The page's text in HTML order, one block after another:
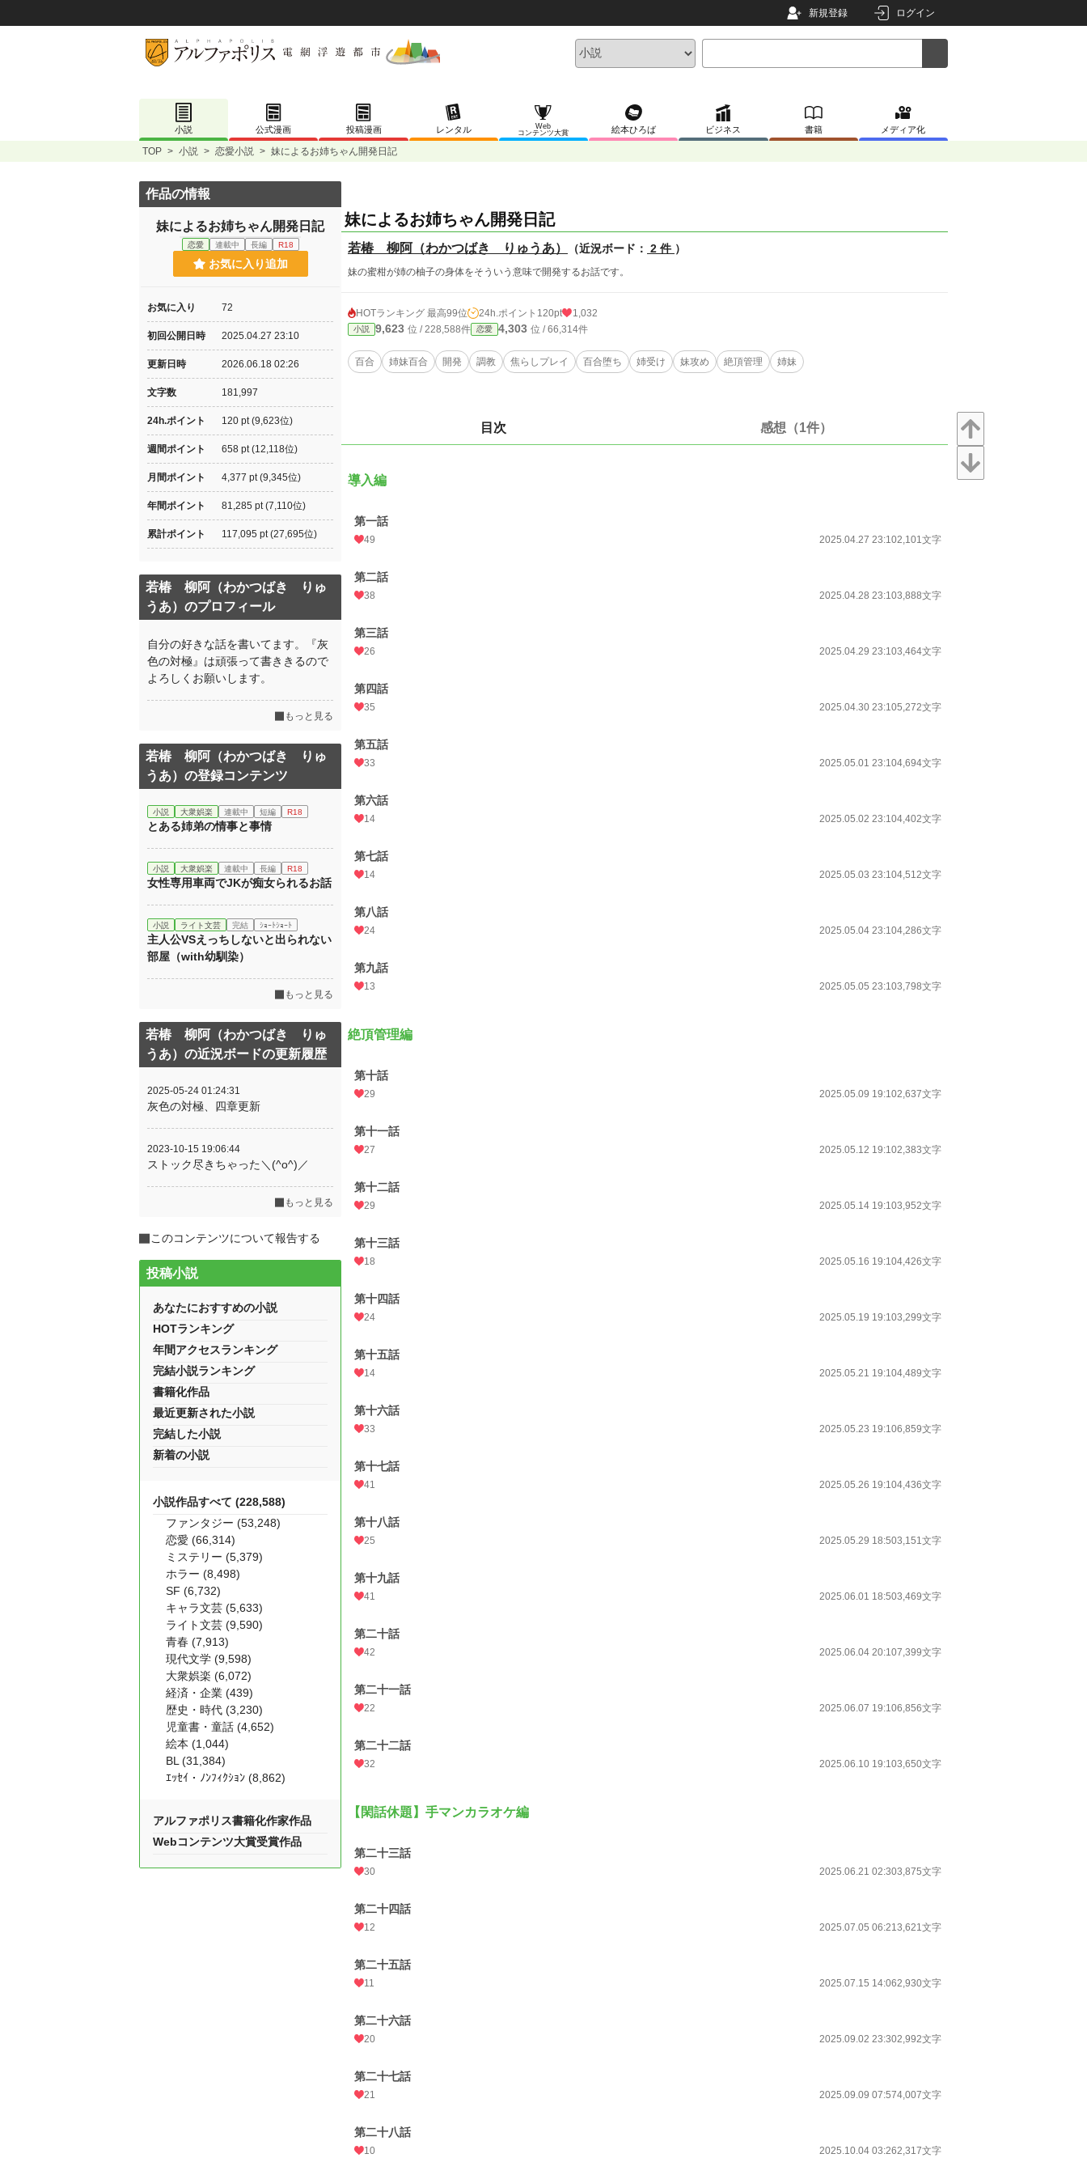
新規登録 ログイン
小説 公式漫画 投稿漫画 レンタル
Web
コンテンツ大賞
絵本ひろば ビジネス 書籍 メディア化
TOP > 小説 > 恋愛小説 > 妹によるお姉ちゃん開発日記
妹によるお姉ちゃん開発日記
若椿 柳阿（わかつばき りゅうあ） （近況ボード： 2 件 ）
妹の蜜柑が姉の柚子の身体をそういう意味で開発するお話です。
HOTランキング 最高99位 24h.ポイント 120pt 1,032
小説 9,623 位 / 228,588件 恋愛 4,303 位 / 66,314件
百合 姉妹百合 開発 調教 焦らしプレイ 百合堕ち 姉受け 妹攻め 絶頂管理 姉妹
目次 感想（1件）
導入編
第一話
49 2025.04.27 23:102,101文字
第二話
38 2025.04.28 23:103,888文字
第三話
26 2025.04.29 23:103,464文字
第四話
35 2025.04.30 23:105,272文字
第五話
33 2025.05.01 23:104,694文字
第六話
14 2025.05.02 23:104,402文字
第七話
14 2025.05.03 23:104,512文字
第八話
24 2025.05.04 23:104,286文字
第九話
13 2025.05.05 23:103,798文字
絶頂管理編
第十話
29 2025.05.09 19:102,637文字
第十一話
27 2025.05.12 19:102,383文字
第十二話
29 2025.05.14 19:103,952文字
第十三話
18 2025.05.16 19:104,426文字
第十四話
24 2025.05.19 19:103,299文字
第十五話
14 2025.05.21 19:104,489文字
第十六話
33 2025.05.23 19:106,859文字
第十七話
41 2025.05.26 19:104,436文字
第十八話
25 2025.05.29 18:503,151文字
第十九話
41 2025.06.01 18:503,469文字
第二十話
42 2025.06.04 20:107,399文字
第二十一話
22 2025.06.07 19:106,856文字
第二十二話
32 2025.06.10 19:103,650文字
【閑話休題】手マンカラオケ編
第二十三話
30 2025.06.21 02:303,875文字
第二十四話
12 2025.07.05 06:213,621文字
第二十五話
11 2025.07.15 14:062,930文字
第二十六話
20 2025.09.02 23:302,992文字
第二十七話
21 2025.09.09 07:574,007文字
第二十八話
10 2025.10.04 03:262,317文字
作品の情報
妹によるお姉ちゃん開発日記
恋愛 連載中 長編 R18
お気に入り追加
お気に入り 72
初回公開日時 2025.04.27 23:10
更新日時 2026.06.18 02:26
文字数 181,997
24h.ポイント 120 pt (9,623位)
週間ポイント 658 pt (12,118位)
月間ポイント 4,377 pt (9,345位)
年間ポイント 81,285 pt (7,110位)
累計ポイント 117,095 pt (27,695位)
若椿 柳阿（わかつばき りゅ
うあ）のプロフィール
自分の好きな話を書いてます。『灰
色の対極』は頑張って書ききるので
よろしくお願いします。
もっと見る
若椿 柳阿（わかつばき りゅ
うあ）の登録コンテンツ
小説 大衆娯楽 連載中 短編 R18
とある姉弟の情事と事情
小説 大衆娯楽 連載中 長編 R18
女性専用車両でJKが痴女られるお話
小説 ライト文芸 完結 ｼｮｰﾄｼｮｰﾄ
主人公VSえっちしないと出られない
部屋（with幼馴染）
もっと見る
若椿 柳阿（わかつばき りゅ
うあ）の近況ボードの更新履歴
2025-05-24 01:24:31
灰色の対極、四章更新
2023-10-15 19:06:44
ストック尽きちゃった＼(^o^)／
もっと見る
このコンテンツについて報告する
投稿小説
あなたにおすすめの小説
HOTランキング
年間アクセスランキング
完結小説ランキング
書籍化作品
最近更新された小説
完結した小説
新着の小説
小説作品すべて (228,588)
ファンタジー (53,248)
恋愛 (66,314)
ミステリー (5,379)
ホラー (8,498)
SF (6,732)
キャラ文芸 (5,633)
ライト文芸 (9,590)
青春 (7,913)
現代文学 (9,598)
大衆娯楽 (6,072)
経済・企業 (439)
歴史・時代 (3,230)
児童書・童話 (4,652)
絵本 (1,044)
BL (31,384)
ｴｯｾｲ・ﾉﾝﾌｨｸｼｮﾝ (8,862)
アルファポリス書籍化作家作品
Webコンテンツ大賞受賞作品